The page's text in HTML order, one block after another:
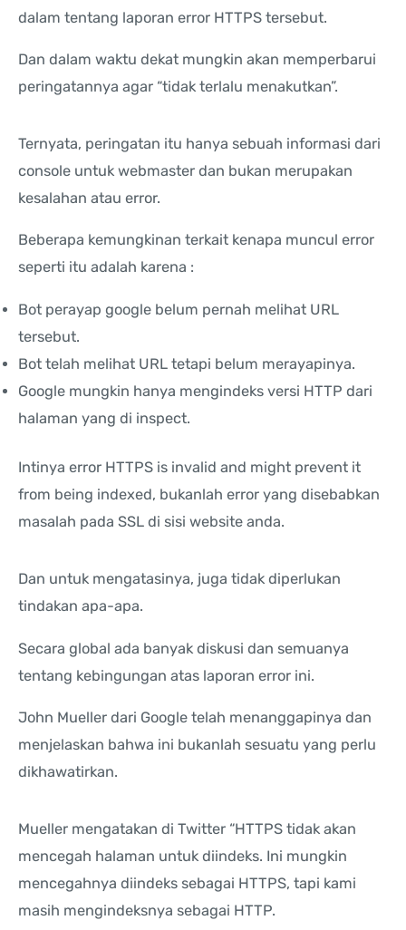
dalam tentang laporan error HTTPS tersebut.
Dan dalam waktu dekat mungkin akan memperbarui
peringatannya agar “tidak terlalu menakutkan”.
Ternyata, peringatan itu hanya sebuah informasi dari
console untuk webmaster dan bukan merupakan
kesalahan atau error.
Beberapa kemungkinan terkait kenapa muncul error
seperti itu adalah karena :
Bot perayap google belum pernah melihat URL
tersebut.
Bot telah melihat URL tetapi belum merayapinya.
Google mungkin hanya mengindeks versi HTTP dari
halaman yang di inspect.
Intinya error HTTPS is invalid and might prevent it
from being indexed, bukanlah error yang disebabkan
masalah pada SSL di sisi website anda.
Dan untuk mengatasinya, juga tidak diperlukan
tindakan apa-apa.
Secara global ada banyak diskusi dan semuanya
tentang kebingungan atas laporan error ini.
John Mueller dari Google telah menanggapinya dan
menjelaskan bahwa ini bukanlah sesuatu yang perlu
dikhawatirkan.
Mueller mengatakan di Twitter “HTTPS tidak akan
mencegah halaman untuk diindeks. Ini mungkin
mencegahnya diindeks sebagai HTTPS, tapi kami
masih mengindeksnya sebagai HTTP.